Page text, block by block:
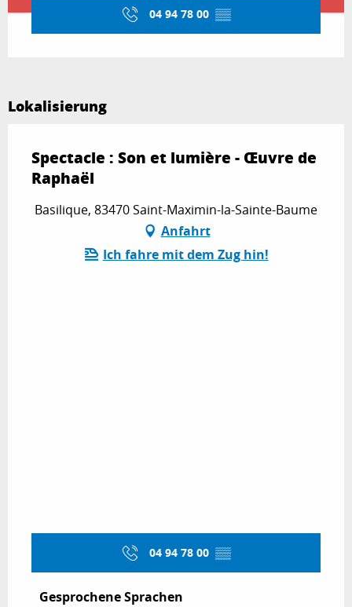
04 94 78 00 ▒▒
Lokalisierung
Spectacle : Son et lumière - Œuvre de
Raphaël
Basilique, 83470 Saint-Maximin-la-Sainte-Baume
Anfahrt
Ich fahre mit dem Zug hin!
04 94 78 00 ▒▒
Gesprochene Sprachen
Gesprochene Sprachen